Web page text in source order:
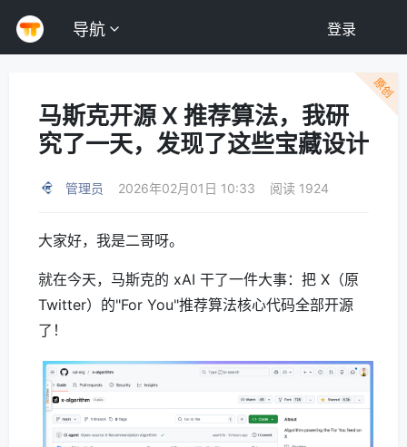
导航 登录
原创
马斯克开源 X 推荐算法，我研
究了一天，发现了这些宝藏设计
管理员 2026年02月01日 10:33 阅读 1924
大家好，我是二哥呀。
就在今天，马斯克的 xAI 干了一件大事：把 X（原
Twitter）的"For You"推荐算法核心代码全部开源
了！